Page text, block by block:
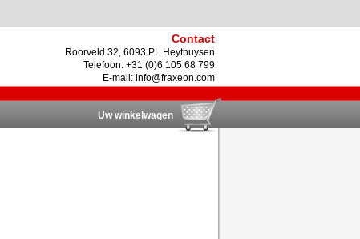
Uw winkelwagen
Contact
Roorveld 32, 6093 PL Heythuysen
Telefoon: +31 (0)6 105 68 799
E-mail: info@fraxeon.com